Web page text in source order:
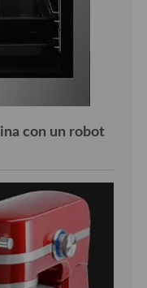
con un robot